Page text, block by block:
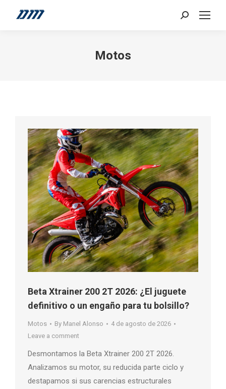
Search:
Motos
Beta Xtrainer 200 2T 2026: ¿El juguete
definitivo o un engaño para tu bolsillo?
Motos By Manel Alonso
4 de agosto de 2026
Leave a comment
Desmontamos la Beta Xtrainer 200 2T 2026.
Analizamos su motor, su reducida parte ciclo y
destapamos si sus carencias estructurales